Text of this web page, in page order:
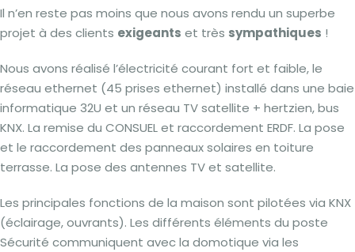
Il n’en reste pas moins que nous avons rendu un superbe
projet à des clients exigeants et très sympathiques !
Nous avons réalisé l’électricité courant fort et faible, le
réseau ethernet (45 prises ethernet) installé dans une baie
informatique 32U et un réseau TV satellite + hertzien, bus
KNX. La remise du CONSUEL et raccordement ERDF. La pose
et le raccordement des panneaux solaires en toiture
terrasse. La pose des antennes TV et satellite.
Les principales fonctions de la maison sont pilotées via KNX
(éclairage, ouvrants). Les différents éléments du poste
Sécurité communiquent avec la domotique via les